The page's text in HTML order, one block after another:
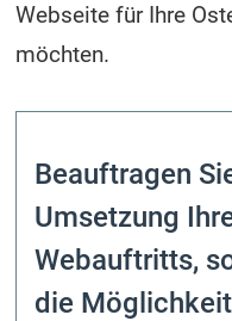
Webseite für Ihre
möchten.
Beauftragen
Umsetzung
Webauftritts,
die